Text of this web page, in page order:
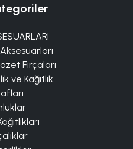
Fırçaları
ve Kağıtlık